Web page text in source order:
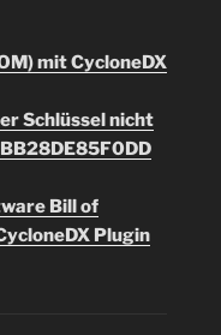
mit CycloneDX
Schlüssel nicht
Bill of
Plugin